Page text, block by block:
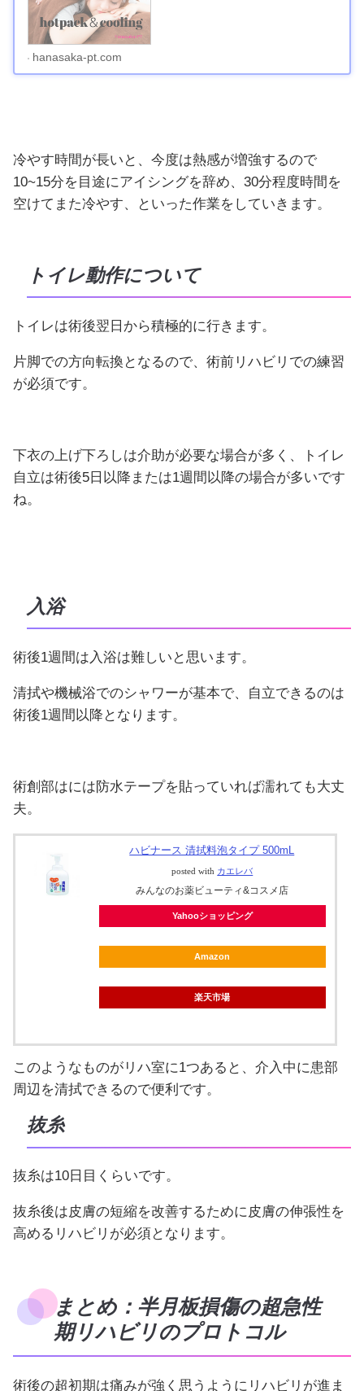
hanasaka-pt.com
冷やす時間が長いと、今度は熱感が増強するので
10~15分を目途にアイシングを辞め、30分程度時間を
空けてまた冷やす、といった作業をしていきます。
トイレ動作について
トイレは術後翌日から積極的に行きます。
片脚での方向転換となるので、術前リハビリでの練習
が必須です。
下衣の上げ下ろしは介助が必要な場合が多く、トイレ
自立は術後5日以降または1週間以降の場合が多いです
ね。
入浴
術後1週間は入浴は難しいと思います。
清拭や機械浴でのシャワーが基本で、自立できるのは
術後1週間以降となります。
術創部はには防水テープを貼っていれば濡れても大丈
夫。
ハビナース 清拭料泡タイプ 500mL
posted with カエレバ
みんなのお薬ビューティ&コスメ店
Yahooショッピング
Amazon
楽天市場
このようなものがリハ室に1つあると、介入中に患部
周辺を清拭できるので便利です。
抜糸
抜糸は10日目くらいです。
抜糸後は皮膚の短縮を改善するために皮膚の伸張性を
高めるリハビリが必須となります。
まとめ：半月板損傷の超急性
期リハビリのプロトコル
術後の超初期は痛みが強く思うようにリハビリが進ま